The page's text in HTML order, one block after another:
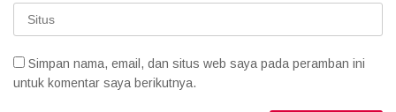
Simpan nama, email, dan situs web saya pada peramban ini
untuk komentar saya berikutnya.